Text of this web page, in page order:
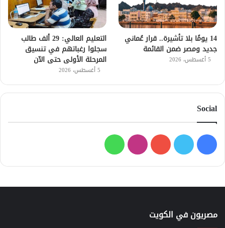
14 يومًا بلا تأشيرة.. قرار عُماني
جديد ومصر ضمن القائمة
5 أغسطس، 2026
التعليم العالي: 29 ألف طالب
سجلوا رغباتهم في تنسيق
المرحلة الأولى حتى الآن
5 أغسطس، 2026
Social
فيسبوك
تويتر يوتيوبانستقرامواتساب
مصريون في الكويت